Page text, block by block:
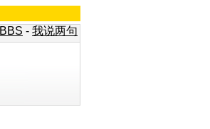
BBS - 我说两句